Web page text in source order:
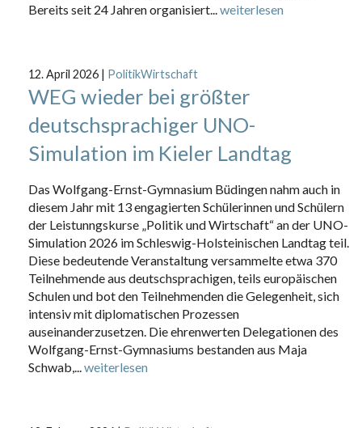
Bereits seit 24 Jahren organisiert...weiterlesen
12. April 2026 | PolitikWirtschaft
WEG wieder bei größter
deutschsprachiger UNO-
Simulation im Kieler Landtag
Das Wolfgang-Ernst-Gymnasium Büdingen nahm auch in
diesem Jahr mit 13 engagierten Schülerinnen und Schülern
der Leistunngskurse „Politik und Wirtschaft“ an der UNO-
Simulation 2026 im Schleswig-Holsteinischen Landtag teil.
Diese bedeutende Veranstaltung versammelte etwa 370
Teilnehmende aus deutschsprachigen, teils europäischen
Schulen und bot den Teilnehmenden die Gelegenheit, sich
intensiv mit diplomatischen Prozessen
auseinanderzusetzen. Die ehrenwerten Delegationen des
Wolfgang-Ernst-Gymnasiums bestanden aus Maja
Schwab,...weiterlesen